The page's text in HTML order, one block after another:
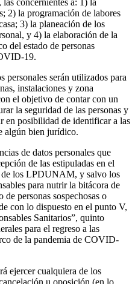
concernientes a: 1) la
2) la programación de labores
3) la planeación de los
y 4) la elaboración de la
del estado de personas
19.
personales serán utilizados para
instalaciones y zona
el objetivo de contar con un
la seguridad de las personas y
en posibilidad de identificar a las
algún bien jurídico.
de datos personales que
de las estipuladas en el
los LPDUNAM, y salvo los
para nutrir la bitácora de
personas sospechosas o
con lo dispuesto en el punto V,
Sanitarios”, quinto
para el regreso a las
de la pandemia de COVID-
ejercer cualquiera de los